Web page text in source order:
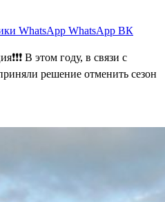
WhatsApp WhatsApp ВК
В этом году, в связи с
решение отменить сезон